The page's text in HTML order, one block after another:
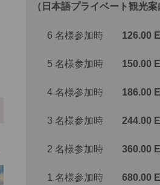
最少催行人数
ツアーコード
（日本語プライベート観光案
6 名様参加時 126.00
5 名様参加時 150.00
4 名様参加時 186.00
3 名様参加時 244.00
2 名様参加時 360.00
1 名様参加時 680.00